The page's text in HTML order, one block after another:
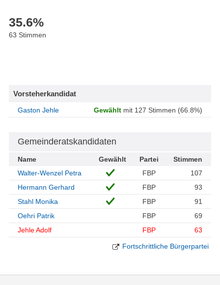
35.6%
63 Stimmen
Vorsteherkandidat
Gaston Jehle Gewählt mit 127 Stimmen (66.8%)
Gemeinderatskandidaten
Name Gewählt Partei
Stimmen
Walter-Wenzel Petra
FBP
107
Hermann Gerhard
FBP
93
Stahl Monika
FBP
91
Oehri Patrik
FBP
69
Jehle Adolf
FBP 63
Fortschrittliche Bürgerpartei